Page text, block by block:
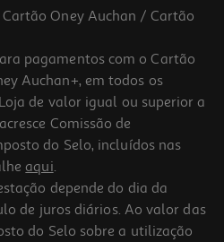
Oney Auchan / Cartão
pagamentos com o Cartão
Auchan+, em todos os
de valor igual ou superior a
Comissão de
do Selo, incluídos nas
aqui.
depende do dia da
de juros diários. Ao valor das
do Selo sobre a utilização